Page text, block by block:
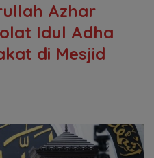
Azhar
Idul Adha
di Mesjid